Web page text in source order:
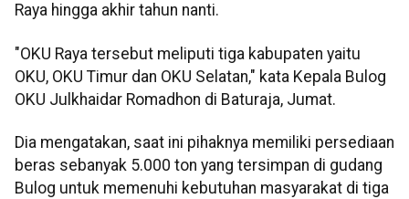
Raya hingga akhir tahun nanti.
"OKU Raya tersebut meliputi tiga kabupaten yaitu
OKU, OKU Timur dan OKU Selatan," kata Kepala Bulog
OKU Julkhaidar Romadhon di Baturaja, Jumat.
Dia mengatakan, saat ini pihaknya memiliki persediaan
beras sebanyak 5.000 ton yang tersimpan di gudang
Bulog untuk memenuhi kebutuhan masyarakat di tiga